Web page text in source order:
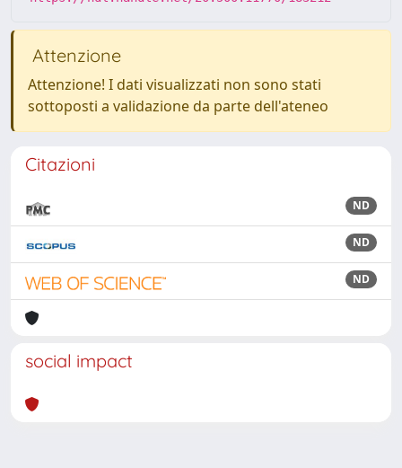
Attenzione
Attenzione! I dati visualizzati non sono stati
sottoposti a validazione da parte dell'ateneo
Citazioni
ND
ND
ND
social impact